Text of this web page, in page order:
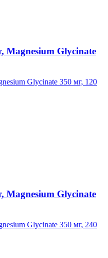
Magnesium Glycinate
Magnesium Glycinate